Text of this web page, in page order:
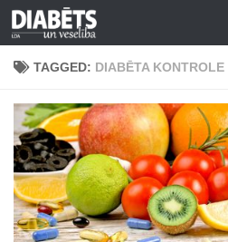
Skip to content
TAGGED: DIABĒTA KONTROLE